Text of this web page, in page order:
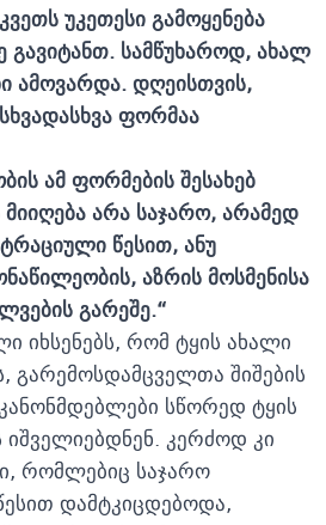
უკეთესი გამოყენება
გავიტანთ. სამწუხაროდ, ახალ
ამოვარდა. დღეისთვის,
ფორმაა
ამ ფორმების შესახებ
არა საჯარო, არამედ
წესით, ანუ
აზრის მოსმენისა
გარეშე.“
იხსენებს, რომ ტყის ახალი
გარემოსდამცველთა შიშების
სწორედ ტყის
იშველიებდნენ. კერძოდ კი
რომლებიც საჯარო
დამტკიცდებოდა,